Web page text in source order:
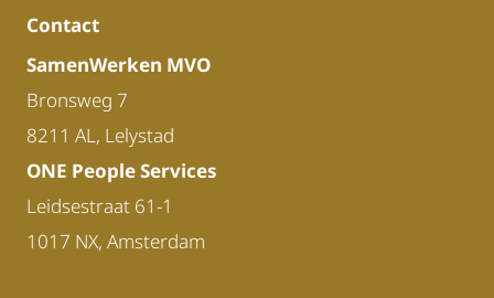
Contact
SamenWerken MVO
Bronsweg 7
8211 AL, Lelystad
ONE People Services
Leidsestraat 61-1
1017 NX, Amsterdam